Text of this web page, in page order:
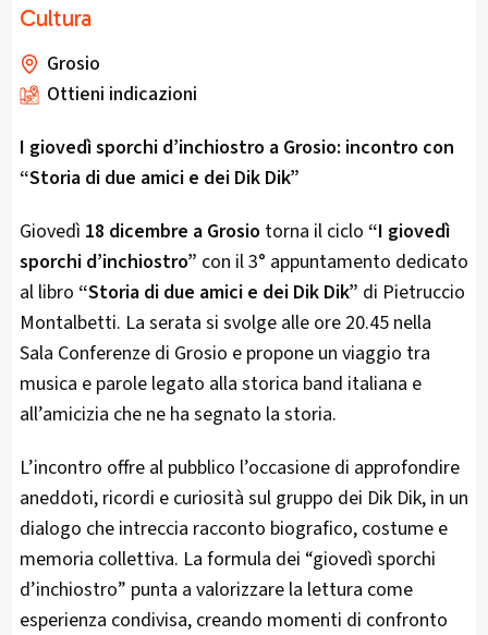
Cultura
Grosio
Ottieni indicazioni
I giovedì sporchi d’inchiostro a Grosio: incontro con
“Storia di due amici e dei Dik Dik”
Giovedì 18 dicembre a Grosio torna il ciclo “I giovedì
sporchi d’inchiostro” con il 3° appuntamento dedicato
al libro “Storia di due amici e dei Dik Dik” di Pietruccio
Montalbetti. La serata si svolge alle ore 20.45 nella
Sala Conferenze di Grosio e propone un viaggio tra
musica e parole legato alla storica band italiana e
all’amicizia che ne ha segnato la storia.
L’incontro offre al pubblico l’occasione di approfondire
aneddoti, ricordi e curiosità sul gruppo dei Dik Dik, in un
dialogo che intreccia racconto biografico, costume e
memoria collettiva. La formula dei “giovedì sporchi
d’inchiostro” punta a valorizzare la lettura come
esperienza condivisa, creando momenti di confronto